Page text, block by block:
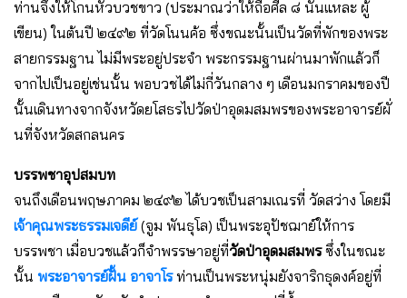
ท่านจึงให้โกนหัวบวชขาว (ประมาณว่าให้ถือศีล ๘ นั่นแหละ ผู้
เขียน) ในต้นปี ๒๔๙๒ ที่วัดโนนค้อ ซึ่งขณะนั้นเป็นวัดที่พักของพระ
สายกรรมฐาน ไม่มีพระอยู่ประจำ พระกรรมฐานผ่านมาพักแล้วก็
จากไปเป็นอยู่เช่นนั้น พอบวชได้ไม่กี่วันกลาง ๆ เดือนมกราคมของปี
นั้นเดินทางจากจังหวัดยโสธรไปวัดป่าอุดมสมพรของพระอาจารย์ผั่
นที่จังหวัดสกลนคร
บรรพชาอุปสมบท
จนถึงเดือนพฤษภาคม ๒๔๙๒ ได้บวชเป็นสามเณรที่ วัดสว่าง โดยมี
เจ้าคุณพระธรรมเจดีย์(จูม พันธุโล) เป็นพระอุปัชฌาย์ให้การ
บรรพชา เมื่อบวชแล้วก็จำพรรษาอยู่ที่วัดป่าอุดมสมพรซึ่งในขณะ
นั้น พระอาจารย์ฝั้น อาจาโรท่านเป็นพระหนุ่มยังจาริกธุดงค์อยู่ที่